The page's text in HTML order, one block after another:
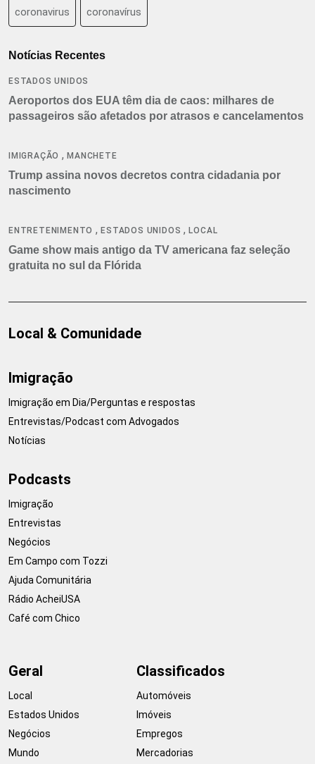
coronavirus coronavírus
Notícias Recentes
ESTADOS UNIDOS
Aeroportos dos EUA têm dia de caos: milhares de
passageiros são afetados por atrasos e cancelamentos
IMIGRAÇÃO ,MANCHETE
Trump assina novos decretos contra cidadania por
nascimento
ENTRETENIMENTO ,ESTADOS UNIDOS ,LOCAL
Game show mais antigo da TV americana faz seleção
gratuita no sul da Flórida
Local & Comunidade
Imigração
Imigração em Dia/Perguntas e respostas
Entrevistas/Podcast com Advogados
Notícias
Podcasts
Imigração
Entrevistas
Negócios
Em Campo com Tozzi
Ajuda Comunitária
Rádio AcheiUSA
Café com Chico
Geral
Local
Estados Unidos
Negócios
Mundo
Classificados
Automóveis
Imóveis
Empregos
Mercadorias